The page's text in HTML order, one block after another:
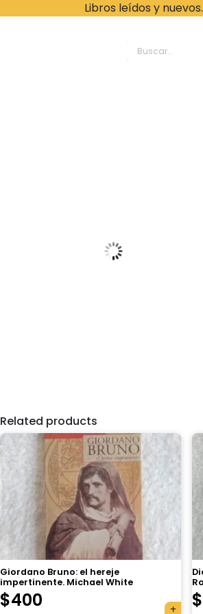
Libros leídos y
Related products
Giordano Bruno: el hereje
impertinente. Michael White
$400 $